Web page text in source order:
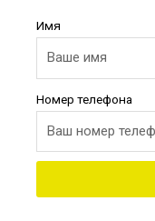
Имя
Номер телефона